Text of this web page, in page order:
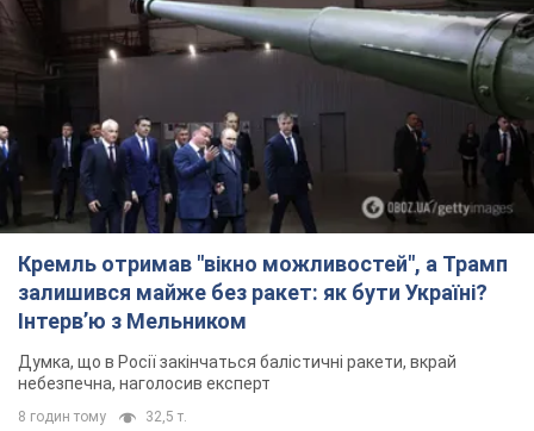
Кремль отримав "вікно можливостей", а Трамп
залишився майже без ракет: як бути Україні?
Інтерв’ю з Мельником
Думка, що в Росії закінчаться балістичні ракети, вкрай
небезпечна, наголосив експерт
8 годин тому 32,5 т.